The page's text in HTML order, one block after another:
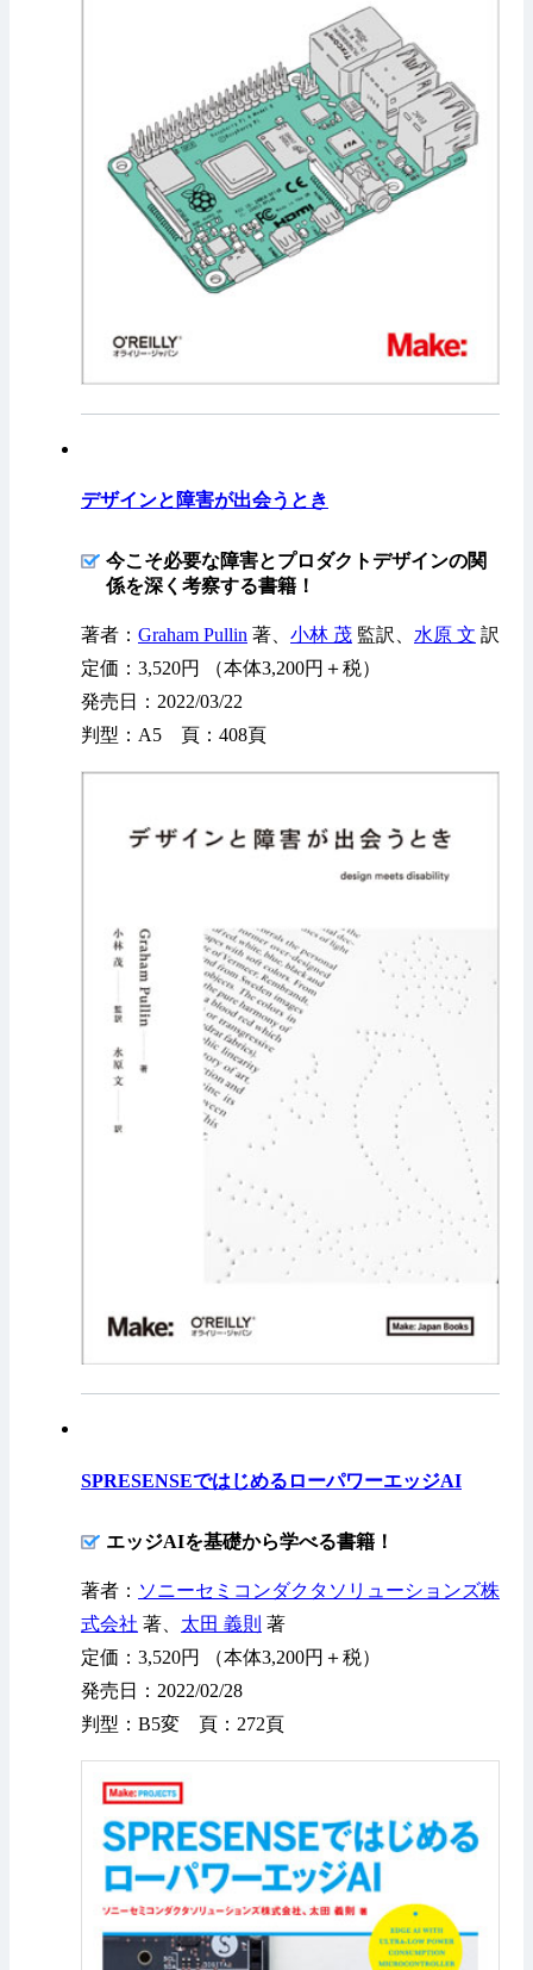
デザインと障害が出会うとき
今こそ必要な障害とプロダクトデザインの関
係を深く考察する書籍！
著者： Graham Pullin 著、 小林 茂 監訳、 水原 文 訳
定価：3,520円 （本体3,200円＋税）
発売日：2022/03/22
判型：A5 頁：408頁
SPRESENSEではじめるローパワーエッジAI
エッジAIを基礎から学べる書籍！
著者： ソニーセミコンダクタソリューションズ株
式会社 著、 太田 義則 著
定価：3,520円 （本体3,200円＋税）
発売日：2022/02/28
判型：B5変 頁：272頁